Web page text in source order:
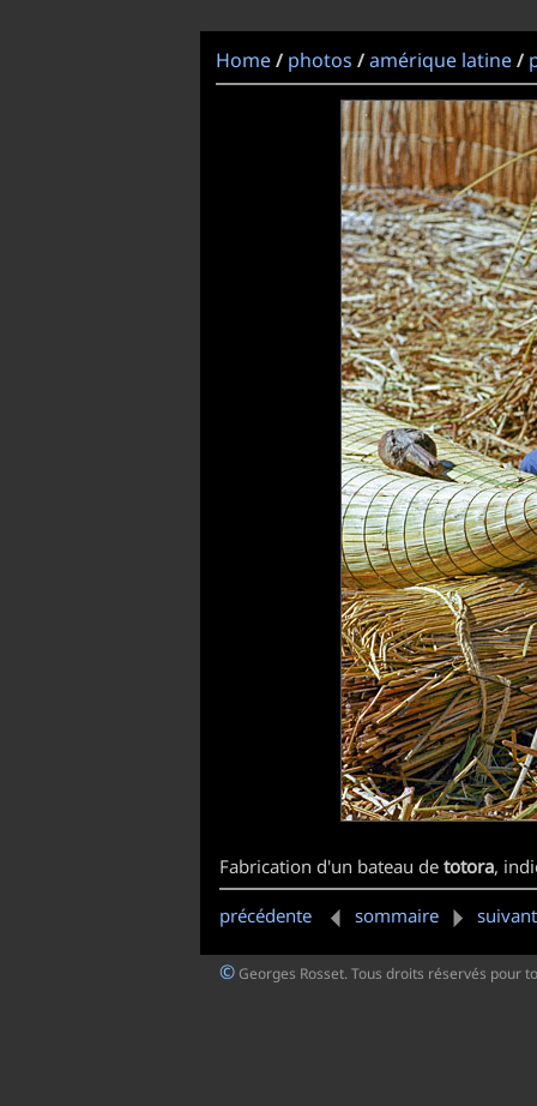
Home / photos / amérique latine /
Fabrication d'un bateau de totora,
précédente sommaire
©Georges Rosset. Tous droits réservés pour